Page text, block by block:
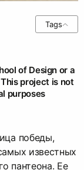
Tags
of Design or a
project is not
purposes
победы,
известных
пантеона. Ее